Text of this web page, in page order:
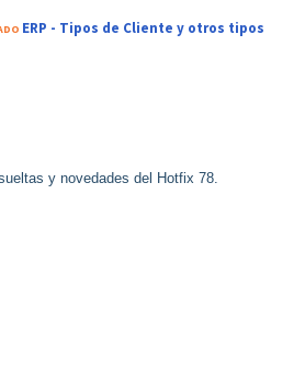
ERP - Tipos de Cliente y otros tipos
y novedades del Hotfix 78.